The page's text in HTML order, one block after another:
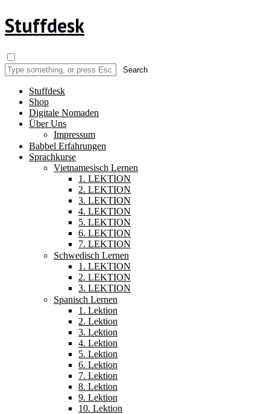
Stuffdesk
Stuffdesk
Shop
Digitale Nomaden
Über Uns
Impressum
Babbel Erfahrungen
Sprachkurse
Vietnamesisch Lernen
1. LEKTION
2. LEKTION
3. LEKTION
4. LEKTION
5. LEKTION
6. LEKTION
7. LEKTION
Schwedisch Lernen
1. LEKTION
2. LEKTION
3. LEKTION
Spanisch Lernen
1. Lektion
2. Lektion
3. Lektion
4. Lektion
5. Lektion
6. Lektion
7. Lektion
8. Lektion
9. Lektion
10. Lektion